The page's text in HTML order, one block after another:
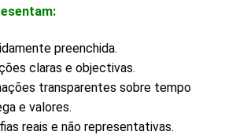
preenchida.
claras e objectivas.
transparentes sobre tempo
e valores.
reais e não representativas.